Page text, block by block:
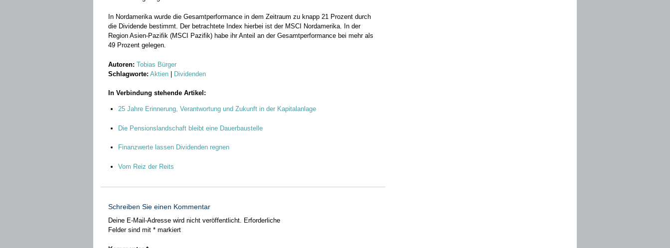
In Nordamerika wurde die Gesamtperformance in dem Zeitraum zu knapp 21 Prozent durch
die Dividende bestimmt. Der betrachtete Index hierbei ist der MSCI Nordamerika. In der
Region Asien-Pazifik (MSCI Pazifik) habe ihr Anteil an der Gesamtperformance bei mehr als
49 Prozent gelegen.
Autoren: Tobias Bürger
Schlagworte: Aktien | Dividenden
In Verbindung stehende Artikel:
25 Jahre Erinnerung, Verantwortung und Zukunft in der Kapitalanlage
Die Pensionslandschaft bleibt eine Dauerbaustelle
Finanzwerte lassen Dividenden regnen
Vom Reiz der Reits
Schreiben Sie einen Kommentar
Deine E-Mail-Adresse wird nicht veröffentlicht. Erforderliche
Felder sind mit * markiert